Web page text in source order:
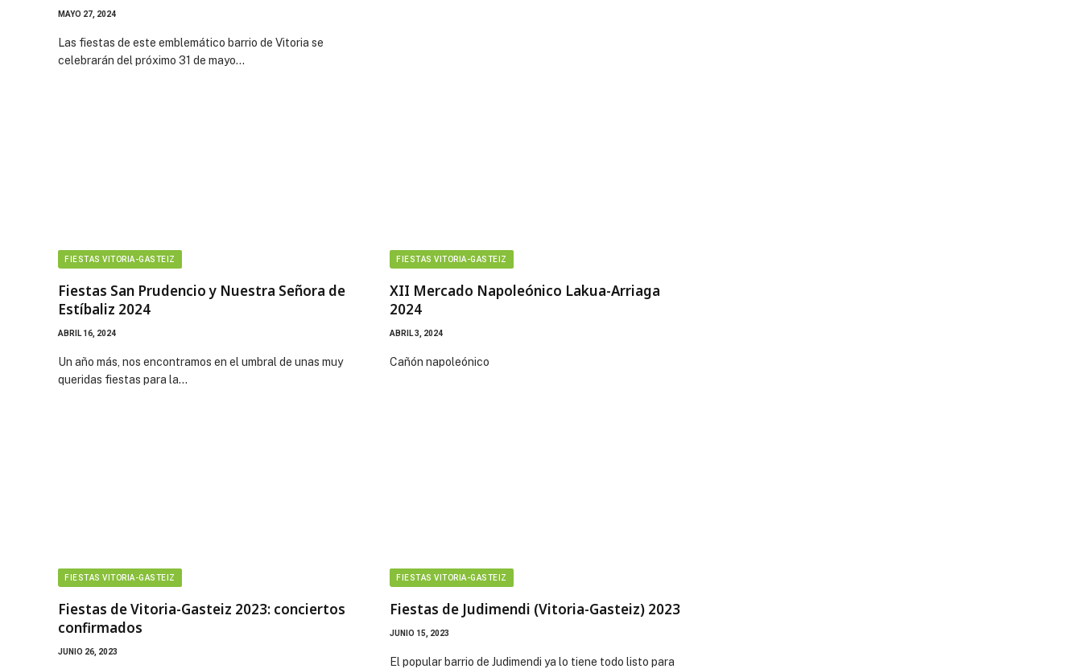
MAYO 27, 2024
Las fiestas de este emblemático barrio de Vitoria se
celebrarán del próximo 31 de mayo…
FIESTAS VITORIA-GASTEIZ
Fiestas San Prudencio y Nuestra Señora de
Estíbaliz 2024
ABRIL 16, 2024
Un año más, nos encontramos en el umbral de unas muy
queridas fiestas para la…
FIESTAS VITORIA-GASTEIZ
XII Mercado Napoleónico Lakua-Arriaga
2024
ABRIL 3, 2024
Cañón napoleónico
FIESTAS VITORIA-GASTEIZ
Fiestas de Vitoria-Gasteiz 2023: conciertos
confirmados
JUNIO 26, 2023
FIESTAS VITORIA-GASTEIZ
Fiestas de Judimendi (Vitoria-Gasteiz) 2023
JUNIO 15, 2023
El popular barrio de Judimendi ya lo tiene todo listo para